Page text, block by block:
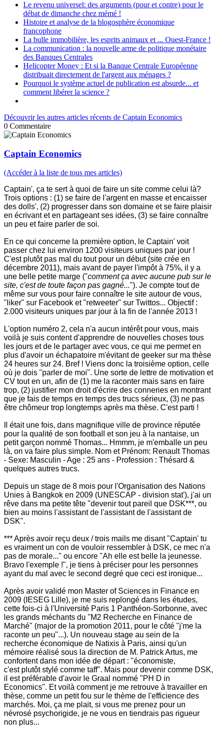
Le revenu universel: des arguments (pour et contre) pour le
débat de dimanche chez mémé !
Histoire et analyse de la blogosphère économique
francophone
La bulle immobilière, les esprits animaux et ... Ouest-France !
La communication : la nouvelle arme de politique monétaire
des Banques Centrales
Helicopter Money : Et si la Banque Centrale Européenne
distribuait directement de l'argent aux ménages ?
Pourquoi le système actuel de publication est absurde... et
comment libérer la science ?
Découvrir les autres articles récents de Captain Economics
0 Commentaire
Captain Economics
(Accéder à la liste de tous mes articles)
Captain', ça te sert à quoi de faire un site comme celui là?
Trois options : (1) se faire de l'argent en masse et encaisser
des dolls', (2) progresser dans son domaine et se faire plaisir
en écrivant et en partageant ses idées, (3) se faire connaître
un peu et faire parler de soi.
En ce qui concerne la première option, le Captain' voit
passer chez lui environ 1200 visiteurs uniques par jour !
C'est plutôt pas mal du tout pour un début (site crée en
décembre 2011), mais avant de payer l'impôt à 75%, il y a
une belle petite marge ("comment ça avec aucune pub sur le
site, c'est de toute façon pas gagné..."). Je compte tout de
même sur vous pour faire connaître le site autour de vous,
"liker" sur Facebook et "retweeter" sur Twittos... Objectif :
2.000 visiteurs uniques par jour à la fin de l'année 2013 !
L'option numéro 2, cela n'a aucun intérêt pour vous, mais
voilà je suis content d'apprendre de nouvelles choses tous
les jours et de le partager avec vous, ce qui me permet en
plus d'avoir un échapatoire m'évitant de geeker sur ma thèse
24 heures sur 24. Bref ! Viens donc la troisième option, celle
où je dois "parler de moi". Une sorte de lettre de motivation et
CV tout en un, afin de (1) me la raconter mais sans en faire
trop, (2) justifier mon droit d'écrire des conneries en montrant
que je fais de temps en temps des trucs sérieux, (3) ne pas
être chômeur trop longtemps après ma thèse. C'est parti !
Il était une fois, dans magnifique ville de province réputée
pour la qualité de son football et son jeu à la nantaise, un
petit garçon nommé Thomas... Hmmm, je m'emballe un peu
là, on va faire plus simple. Nom et Prénom: Renault Thomas
- Sexe: Masculin - Age : 25 ans - Profession : Thésard &
quelques autres trucs.
Depuis un stage de 8 mois pour l'Organisation des Nations
Unies à Bangkok en 2009 (UNESCAP - division stat'), j'ai un
rêve dans ma petite tête "devenir tout pareil que DSK***, ou
bien au moins l'assistant de l'assistant de l'assistant de
DSK".
*** Après avoir reçu deux / trois mails me disant "Captain' tu
es vraiment un con de vouloir ressembler à DSK, ce mec n'a
pas de morale..." ou encore "Ah elle est belle la jeunesse.
Bravo l'exemple !", je tiens à préciser pour les personnes
ayant du mal avec le second degré que ceci est ironique...
Après avoir validé mon Master of Sciences in Finance en
2009 (IESEG Lille), je me suis replongé dans les études,
cette fois-ci à l'Université Paris 1 Panthéon-Sorbonne, avec
les grands méchants du "M2 Recherche en Finance de
Marché" (major de la promotion 2011, pour le côté "j'me la
raconte un peu"...). Un nouveau stage au sein de la
recherche économique de Natixis à Paris, ainsi qu'un
mémoire réalisé sous la direction de M. Patrick Artus, me
confortent dans mon idée de départ : "économiste,
c'est plutôt stylé comme taff". Mais pour devenir comme DSK,
il est préférable d'avoir le Graal nommé "PH D in
Economics". Et voilà comment je me retrouve à travailler en
thèse, comme un petit fou sur le thème de l'efficience des
marchés. Moi, ça me plait, si vous me prenez pour un
névrosé psychorigide, je ne vous en tiendrais pas rigueur
non plus...